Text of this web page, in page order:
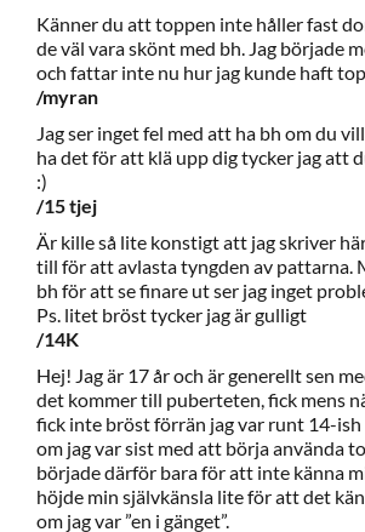
Känner du att toppen inte håller fast
de väl vara skönt med bh. Jag började
och fattar inte nu hur jag kunde haft
/myran
Jag ser inget fel med att ha bh om du
ha det för att klä upp dig tycker jag att
:)
/15 tjej
Är kille så lite konstigt att jag skriver
till för att avlasta tyngden av pattarna.
bh för att se finare ut ser jag inget
Ps. litet bröst tycker jag är gulligt
/14K
Hej! Jag är 17 år och är generellt sen
det kommer till puberteten, fick mens
fick inte bröst förrän jag var runt 14-ish
om jag var sist med att börja använda
började därför bara för att inte känna
höjde min självkänsla lite för att det
om jag var ”en i gänget”.